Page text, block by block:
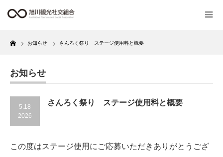
Home
お知らせ さんろく祭り ステージ使用料と概要
お知らせ
5.18
2026
さんろく祭り ステージ使用料と概要
この度はステージ使用にご応募いただきありがとうござ